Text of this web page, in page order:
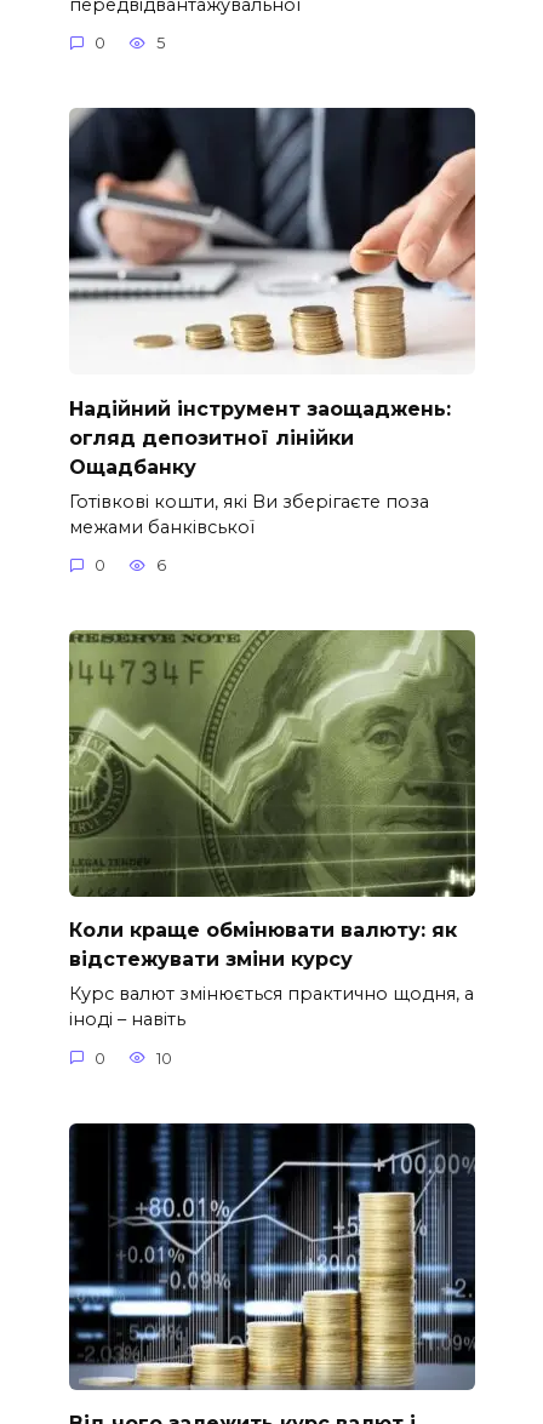
передвідвантажувальної
0 5
Надійний інструмент заощаджень:
огляд депозитної лінійки
Ощадбанку
Готівкові кошти, які Ви зберігаєте поза
межами банківської
0 6
Коли краще обмінювати валюту: як
відстежувати зміни курсу
Курс валют змінюється практично щодня, а
іноді – навіть
0 10